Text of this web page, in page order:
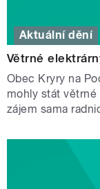
Aktuální dění
Větrné
Obec Kryry na
mohly stát větrné
zájem sama